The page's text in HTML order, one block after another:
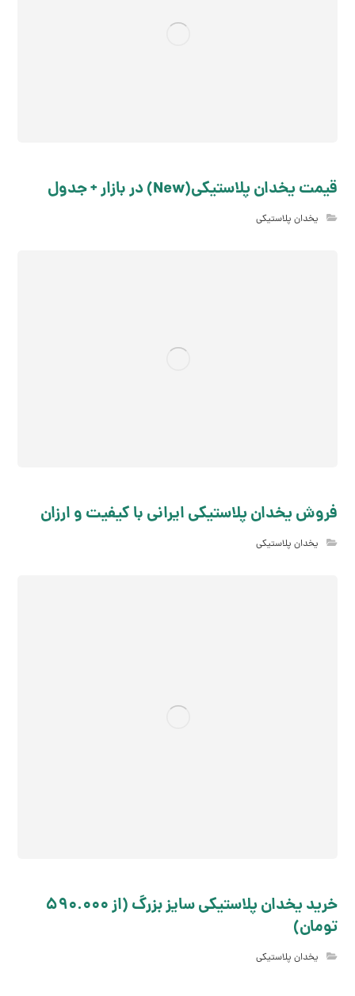
قیمت یخدان پلاستیکی(New) در بازار + جدول
یخدان پلاستیکی
فروش یخدان پلاستیکی ایرانی با کیفیت و ارزان
یخدان پلاستیکی
خرید یخدان پلاستیکی سایز بزرگ (از 590.000
تومان)
یخدان پلاستیکی